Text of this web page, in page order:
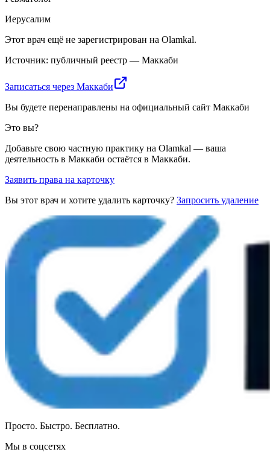
Иерусалим
Этот врач ещё не зарегистрирован на Olamkal.
Источник: публичный реестр — Маккаби
Записаться через Маккаби
Вы будете перенаправлены на официальный сайт Маккаби
Это вы?
Добавьте свою частную практику на Olamkal — ваша
деятельность в Маккаби остаётся в Маккаби.
Заявить права на карточку
Вы этот врач и хотите удалить карточку? Запросить удаление
Просто. Быстро. Бесплатно.
Мы в соцсетях